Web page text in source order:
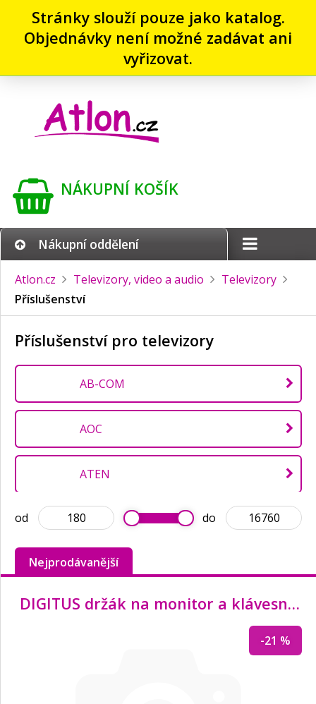
Stránky slouží pouze jako katalog.
Objednávky není možné zadávat ani
vyřizovat.
NÁKUPNÍ KOŠÍK
Nákupní oddělení
Atlon.cz Televizory, video a audio
Televizory
Příslušenství
Příslušenství pro televizory
AB-COM
AOC
ATEN
CONNECT IT
Creative
DATACOM
od do
Nejprodávanější
DIGITUS držák na monitor a klávesnici do 69cm (27"), flexibilní, 8kg VESA 75 x 75 a 100 x 100 mm
-21 %